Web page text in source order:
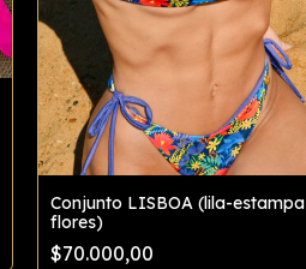
Conjunto LISBOA (lila-estampa
flores)
$70.000,00